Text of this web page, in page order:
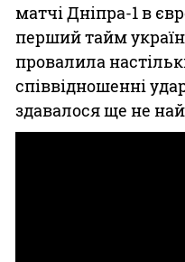
матчі Дніпра-1 в
перший тайм
провалила
співвідношенні
здавалося ще не